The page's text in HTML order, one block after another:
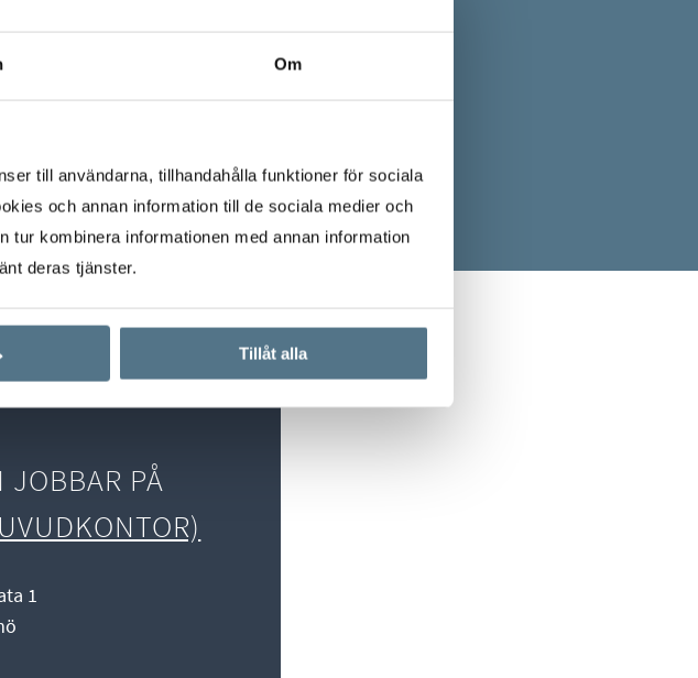
Om
till användarna, tillhandahålla funktioner för sociala
och annan information till de sociala medier och
kombinera informationen med annan information
deras tjänster.
Tillåt alla
Larsson
JOBBAR PÅ
1